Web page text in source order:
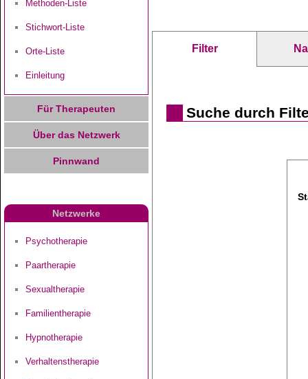
Methoden-Liste
Stichwort-Liste
Orte-Liste
Einleitung
Für Therapeuten
Über das Netzwerk
Pinnwand
Netzwerke
Psychotherapie
Paartherapie
Sexualtherapie
Familientherapie
Hypnotherapie
Verhaltenstherapie
Filter
Suche durch